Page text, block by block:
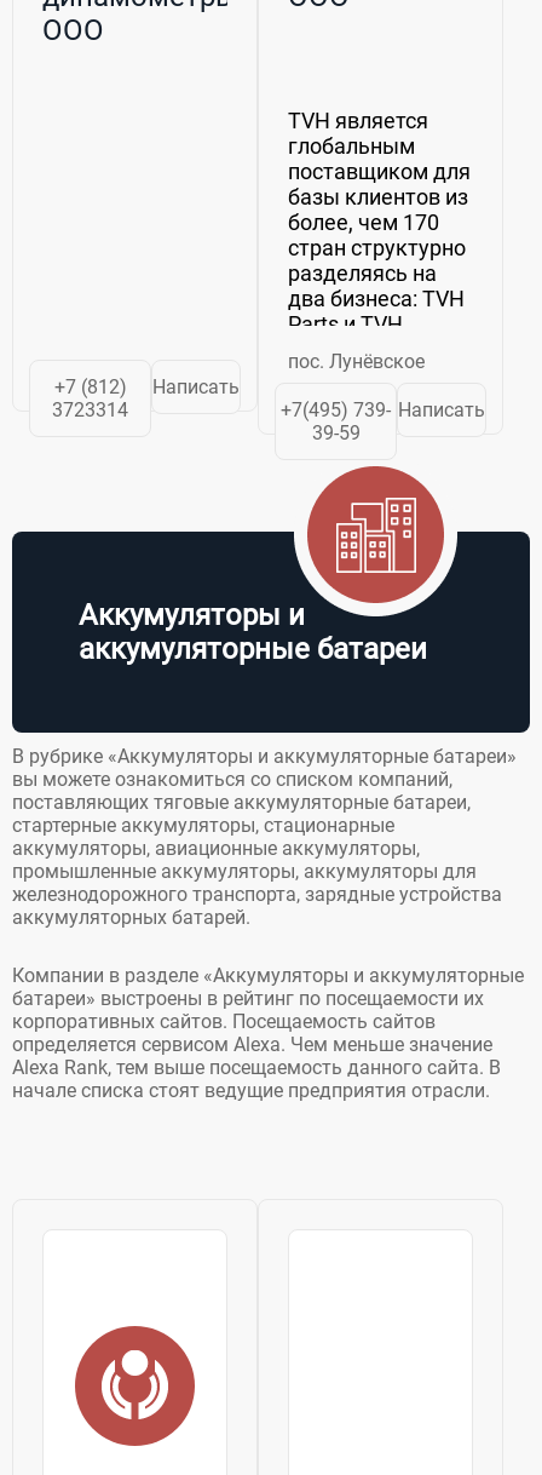
ООО
+7 (812)
3723314
Написать
TVH является
глобальным
поставщиком для
базы клиентов из
более, чем 170
стран структурно
разделяясь на
два бизнеса: TVH
Parts и TVH
Equipment.TVH
Parts
осуществляет
поставку по
запчастей и
аксессуаров для
складского,
промышленного
пос. Лунёвское
+7(495) 739-
39-59
Написать
Аккумуляторы и
аккумуляторные батареи
В рубрике «Аккумуляторы и аккумуляторные батареи»
вы можете ознакомиться со списком компаний,
поставляющих тяговые аккумуляторные батареи,
стартерные аккумуляторы, стационарные
аккумуляторы, авиационные аккумуляторы,
промышленные аккумуляторы, аккумуляторы для
железнодорожного транспорта, зарядные устройства
аккумуляторных батарей.
Компании в разделе «Аккумуляторы и аккумуляторные
батареи» выстроены в рейтинг по посещаемости их
корпоративных сайтов. Посещаемость сайтов
определяется сервисом Alexa. Чем меньше значение
Alexa Rank, тем выше посещаемость данного сайта. В
начале списка стоят ведущие предприятия отрасли.